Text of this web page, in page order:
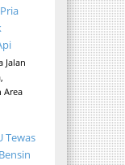
Jalan
Area
Tewas